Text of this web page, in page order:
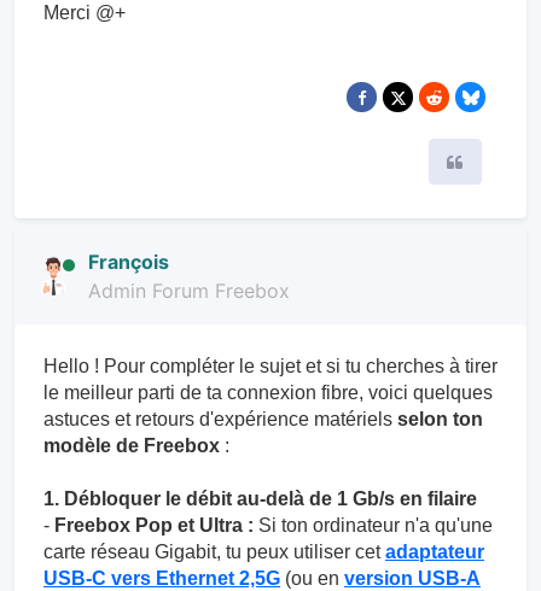
Merci @+
François
Admin Forum Freebox
Hello ! Pour compléter le sujet et si tu cherches à tirer
le meilleur parti de ta connexion fibre, voici quelques
astuces et retours d'expérience matériels selon ton
modèle de Freebox :
1. Débloquer le débit au-delà de 1 Gb/s en filaire
- Freebox Pop et Ultra : Si ton ordinateur n'a qu'une
carte réseau Gigabit, tu peux utiliser cetadaptateur
USB-C vers Ethernet 2,5G (ou en version USB-A